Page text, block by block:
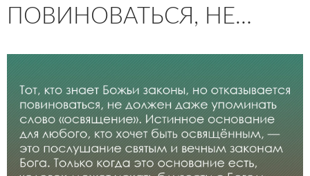
ПОВИНОВАТЬСЯ, НЕ…